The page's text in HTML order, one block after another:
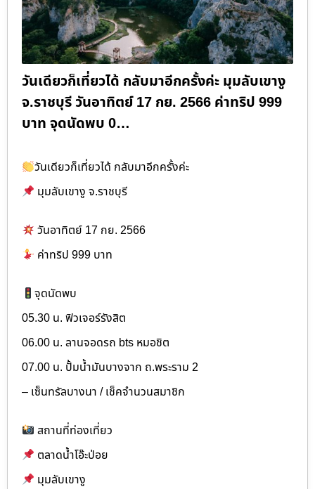
วันเดียวก็เที่ยวได้ กลับมาอีกครั้งค่ะ มุมลับเขางู
จ.ราชบุรี วันอาทิตย์ 17 กย. 2566 ค่าทริป 999
บาท จุดนัดพบ 0…
วันเดียวก็เที่ยวได้ กลับมาอีกครั้งค่ะ
มุมลับเขางู จ.ราชบุรี
วันอาทิตย์ 17 กย. 2566
ค่าทริป 999 บาท
จุดนัดพบ
05.30 น. ฟิวเจอร์รังสิต
06.00 น. ลานจอดรถ bts หมอชิต
07.00 น. ปั้มน้ำมันบางจาก ถ.พระราม 2
– เซ็นทรัลบางนา / เช็คจำนวนสมาชิก
สถานที่ท่องเที่ยว
ตลาดน้ำโอ๊ะป่อย
มุมลับเขางู